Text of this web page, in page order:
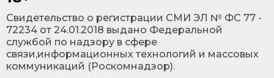
Cвидетельство о регистрации СМИ ЭЛ № ФС 77 -
72234 от 24.01.2018 выдано Федеральной
службой по надзору в сфере
связи,информационных технологий и массовых
коммуникаций (Роскомнадзор).